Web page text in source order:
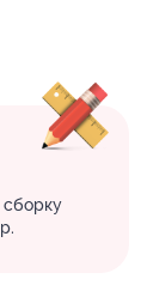
сборку